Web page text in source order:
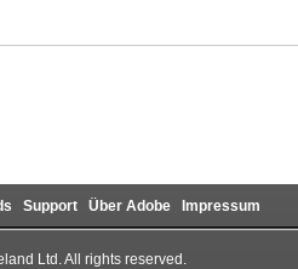
Support Über Adobe Impressum
Ltd. All rights reserved.